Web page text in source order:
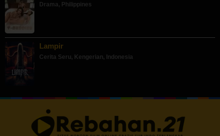
Drama, Philippines
Lampir
Cerita Seru, Kengerian, Indonesia